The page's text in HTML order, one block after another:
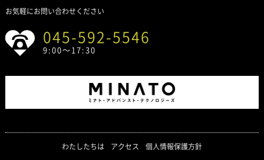
お気軽にお問い合わせください
045-592-5546
9:00～17:30
わたしたちは アクセス 個人情報保護方針